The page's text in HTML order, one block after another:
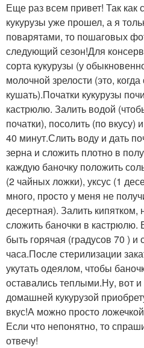
Еще раз всем привет! Так как
кукурузы уже прошел, а я
поварятами, то пошаговых
следующий сезон!Для
сорта кукурузы (у
молочной зрелости (это,
кушать).Початки кукурузы
кастрюлю. Залить водой
початки), посолить (по вкусу)
40 минут.Слить воду и дать
зерна и сложить плотно в
каждую баночку положить
(2 чайных ложки), уксус (1
много, просто у меня не
десертная). Залить
сложить баночки в
быть горячая (градусов 70 ) и
часа.После стерилизации
укутать одеялом, чтобы
оставались теплыми.Ну, вот и
домашней кукурузой
вкус!А можно просто
Если что непонятно, то
отвечу!